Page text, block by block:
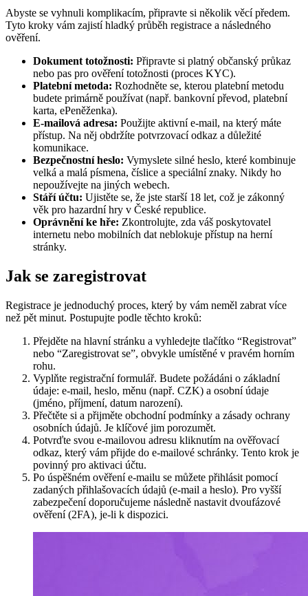
Abyste se vyhnuli komplikacím, připravte si několik věcí předem.
Tyto kroky vám zajistí hladký průběh registrace a následného
ověření.
Dokument totožnosti: Připravte si platný občanský průkaz
nebo pas pro ověření totožnosti (proces KYC).
Platební metoda: Rozhodněte se, kterou platební metodu
budete primárně používat (např. bankovní převod, platební
karta, ePeněženka).
E-mailová adresa: Použijte aktivní e-mail, na který máte
přístup. Na něj obdržíte potvrzovací odkaz a důležité
komunikace.
Bezpečnostní heslo: Vymyslete silné heslo, které kombinuje
velká a malá písmena, číslice a speciální znaky. Nikdy ho
nepoužívejte na jiných webech.
Stáří účtu: Ujistěte se, že jste starší 18 let, což je zákonný
věk pro hazardní hry v České republice.
Oprávnění ke hře: Zkontrolujte, zda váš poskytovatel
internetu nebo mobilních dat neblokuje přístup na herní
stránky.
Jak se zaregistrovat
Registrace je jednoduchý proces, který by vám neměl zabrat více
než pět minut. Postupujte podle těchto kroků:
Přejděte na hlavní stránku a vyhledejte tlačítko “Registrovat”
nebo “Zaregistrovat se”, obvykle umístěné v pravém horním
rohu.
Vyplňte registrační formulář. Budete požádáni o základní
údaje: e-mail, heslo, měnu (např. CZK) a osobní údaje
(jméno, příjmení, datum narození).
Přečtěte si a přijměte obchodní podmínky a zásady ochrany
osobních údajů. Je klíčové jim porozumět.
Potvrďte svou e-mailovou adresu kliknutím na ověřovací
odkaz, který vám přijde do e-mailové schránky. Tento krok je
povinný pro aktivaci účtu.
Po úspěšném ověření e-mailu se můžete přihlásit pomocí
zadaných přihlašovacích údajů (e-mail a heslo). Pro vyšší
zabezpečení doporučujeme následně nastavit dvoufázové
ověření (2FA), je-li k dispozici.